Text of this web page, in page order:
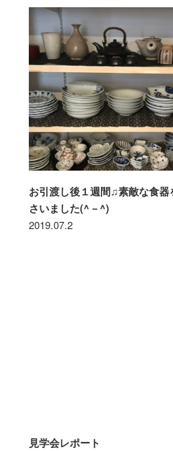
お引渡し後１週間♫素敵な食器
さいました(^－^)
2019.07.2
見学会レポート